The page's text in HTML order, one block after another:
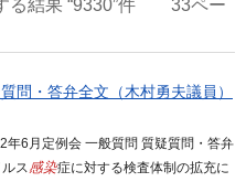
る結果 “9330”件
33ペー
問・答弁全文（木村勇夫議員）
年6月定例会 一般質問 質疑質問・答弁
ス感染症に対する検査体制の拡充に